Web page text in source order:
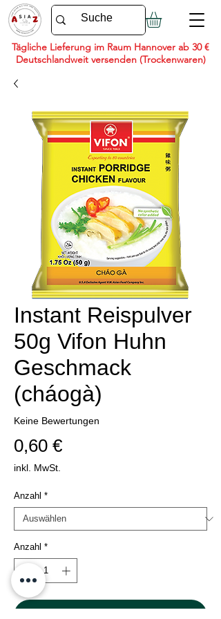
Tägliche Lieferung im Raum Hannover ab 30 €
Deutschlandweit versenden (Trockenwaren)
Instant Reispulver
50g Vifon Huhn
Geschmack
(cháogà)
Keine Bewertungen
0,60 €Preis
inkl. MwSt.
Anzahl *
Anzahl *